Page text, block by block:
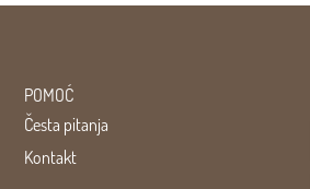
POMOĆ
Česta pitanja
Kontakt